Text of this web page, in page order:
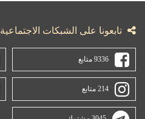
تابعونا على الشبكات الاجتماعية
9336 متابع
214 متابع